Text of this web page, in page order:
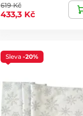
619 Kč
433,3 Kč
Sleva-20%